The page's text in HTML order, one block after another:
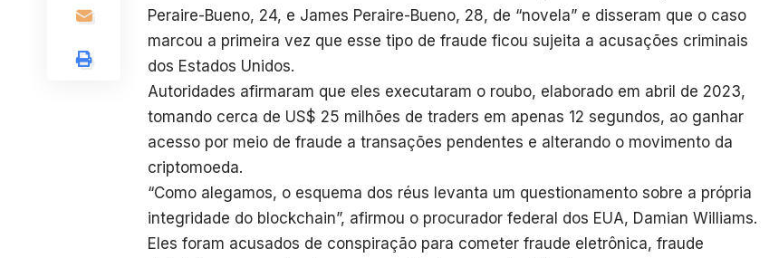
Peraire-Bueno, 24, e James Peraire-Bueno, 28, de “novela” e disseram que o caso
marcou a primeira vez que esse tipo de fraude ficou sujeita a acusações criminais
dos Estados Unidos.
Autoridades afirmaram que eles executaram o roubo, elaborado em abril de 2023,
tomando cerca de US$ 25 milhões de traders em apenas 12 segundos, ao ganhar
acesso por meio de fraude a transações pendentes e alterando o movimento da
criptomoeda.
“Como alegamos, o esquema dos réus levanta um questionamento sobre a própria
integridade do blockchain”, afirmou o procurador federal dos EUA, Damian Williams.
Eles foram acusados de conspiração para cometer fraude eletrônica, fraude